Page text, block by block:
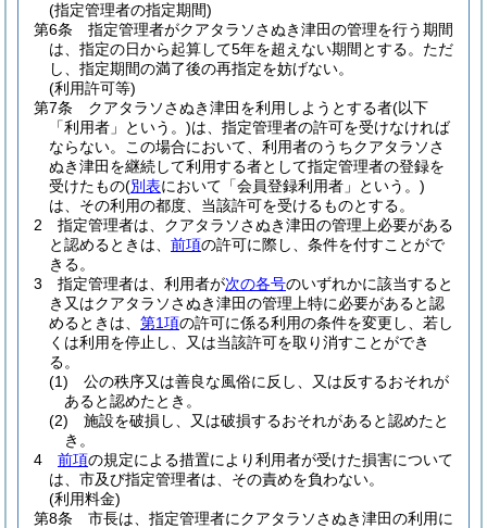
(指定管理者の指定期間)
第6条
指定管理者がクアタラソさぬき津田の管理を行う期間
は、指定の日から起算して5年を超えない期間とする。 ただ
し、指定期間の満了後の再指定を妨げない。
(利用許可等)
第7条
クアタラソさぬき津田を利用しようとする者(以下
「利用者」という。)は、指定管理者の許可を受けなければ
ならない。
この場合において、利用者のうちクアタラソさ
ぬき津田を継続して利用する者として指定管理者の登録を
受けたもの(別表において「会員登録利用者」という。)
は、その利用の都度、当該許可を受けるものとする。
2
指定管理者は、クアタラソさぬき津田の管理上必要がある
と認めるときは、 前項の許可に際し、条件を付すことがで
きる。
3
指定管理者は、利用者が次の各号のいずれかに該当すると
き又はクアタラソさぬき津田の管理上特に必要があると認
めるときは、 第1項の許可に係る利用の条件を変更し、若し
くは利用を停止し、又は当該許可を取り消すことができ
る。
(1)
公の秩序又は善良な風俗に反し、又は反するおそれが
あると認めたとき。
(2)
施設を破損し、又は破損するおそれがあると認めたと
き。
4
前項の規定による措置により利用者が受けた損害について
は、市及び指定管理者は、その責めを負わない。
(利用料金)
第8条
市長は、指定管理者にクアタラソさぬき津田の利用に